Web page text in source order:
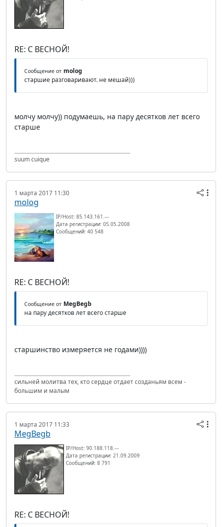
RE: С ВЕСНОЙ!
Сообщение от molog
старшие разговаривают. не мешай)))
молчу молчу)) подумаешь, на пару десятков лет всего
старше
suum cuique
1 марта 2017 11:30
molog
IP/Host: 85.143.161.---
Дата регистрации: 05.05.2008
Сообщений: 40 548
RE: С ВЕСНОЙ!
Сообщение от MegBegb
на пару десятков лет всего старше
старшинство измеряется не годами))))
сильней молитва тех, кто сердце отдает созданьям всем -
большим и малым
1 марта 2017 11:33
MegBegb
IP/Host: 90.188.118.---
Дата регистрации: 21.09.2009
Сообщений: 8 791
RE: С ВЕСНОЙ!